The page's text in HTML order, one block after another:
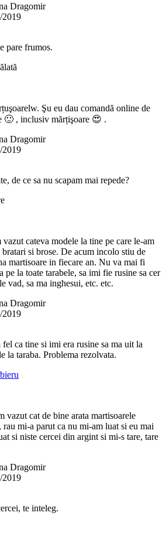
Dragomir
2019
pare frumos.
Şu eu dau comandă online de
🙂 , inclusiv mărțişoare 😍 .
Dragomir
2019
de ce sa nu scapam mai repede?
vazut cateva modele la tine pe care le-am
bratari si brose. De acum incolo stiu de
martisoare in fiecare an. Nu va mai fi
pe la toate tarabele, sa imi fie rusine sa cer
vad, sa ma inghesui, etc. etc.
Dragomir
2019
fel ca tine si imi era rusine sa ma uit la
la taraba. Problema rezolvata.
cat de bine arata martisoarele
rau mi-a parut ca nu mi-am luat si eu mai
si niste cercei din argint si mi-s tare, tare
Dragomir
2019
te inteleg.